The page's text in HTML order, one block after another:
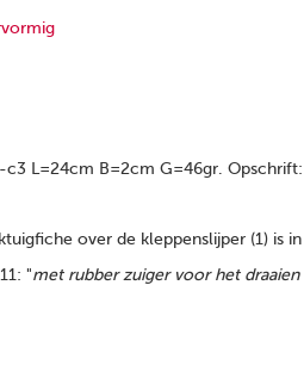
c3 L=24cm B=2cm G=46gr.
over de kleppenslijper (1) is
"met rubber zuiger voor het draaien